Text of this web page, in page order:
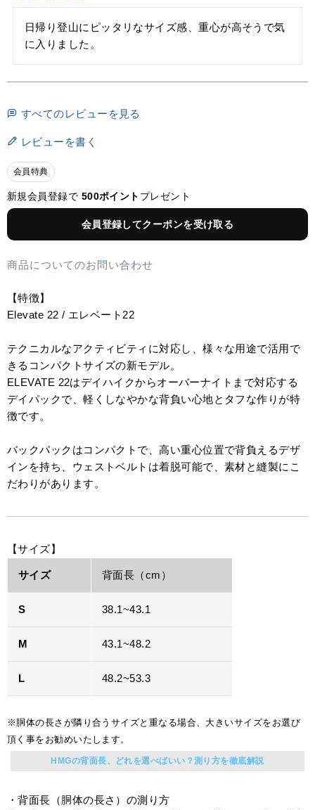
日帰り登山にピッタリなサイズ感、重心が高そうで気
に入りました。
すべてのレビューを見る
レビューを書く
会員特典
新規会員登録で 500ポイント プレゼント
会員登録してクーポンを受け取る
商品についてのお問い合わせ
【特徴】
Elevate 22 / エレベート22
テクニカルなアクティビティに対応し、様々な用途で活用で
きるコンパクトサイズの新モデル。
ELEVATE 22はデイハイクからオーバーナイトまで対応する
デイパックで、軽くしなやかな背負い心地とタフな作りが特
徴です。
バックパックはコンパクトで、高い重心位置で背負えるデザ
インを持ち、ウェストベルトは着脱可能で、素材と縫製にこ
だわりがあります。
【サイズ】
サイズ 背面長（cm）
S 38.1~43.1
M 43.1~48.2
L 48.2~53.3
※胴体の長さが隣り合うサイズと重なる場合、大きいサイズをお選び
頂く事をお勧めいたします。
HMGの背面長、どれを選べばいい？測り方を徹底解説
・背面長（胴体の長さ）の測り方